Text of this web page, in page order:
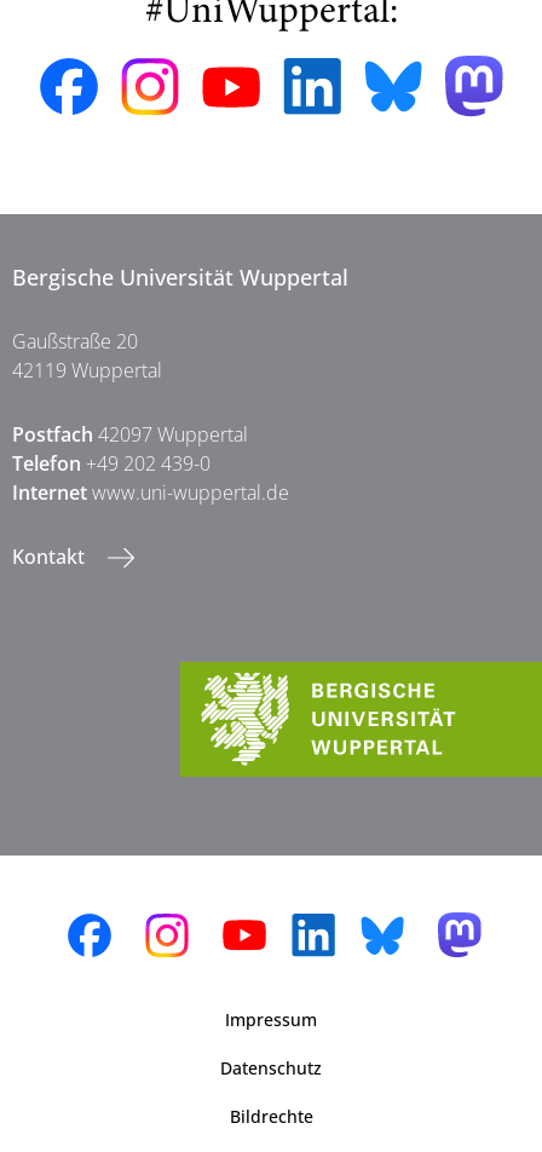
#UniWuppertal:
Bergische Universität Wuppertal
Gaußstraße 20
42119 Wuppertal
Postfach 42097 Wuppertal
Telefon +49 202 439-0
Internetwww.uni-wuppertal.de
Kontakt
Impressum
Datenschutz
Bildrechte